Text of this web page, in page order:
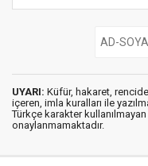
UYARI: Küfür, hakaret,
içeren, imla kuralları ile
Türkçe karakter
onaylanmamaktadır.